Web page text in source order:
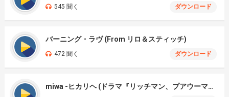
545 聞く ダウンロード
バーニング・ラヴ (From リロ＆スティッチ)
472 聞く ダウンロード
miwa -ヒカリヘ (ドラマ『リッチマン、プアウーマン)